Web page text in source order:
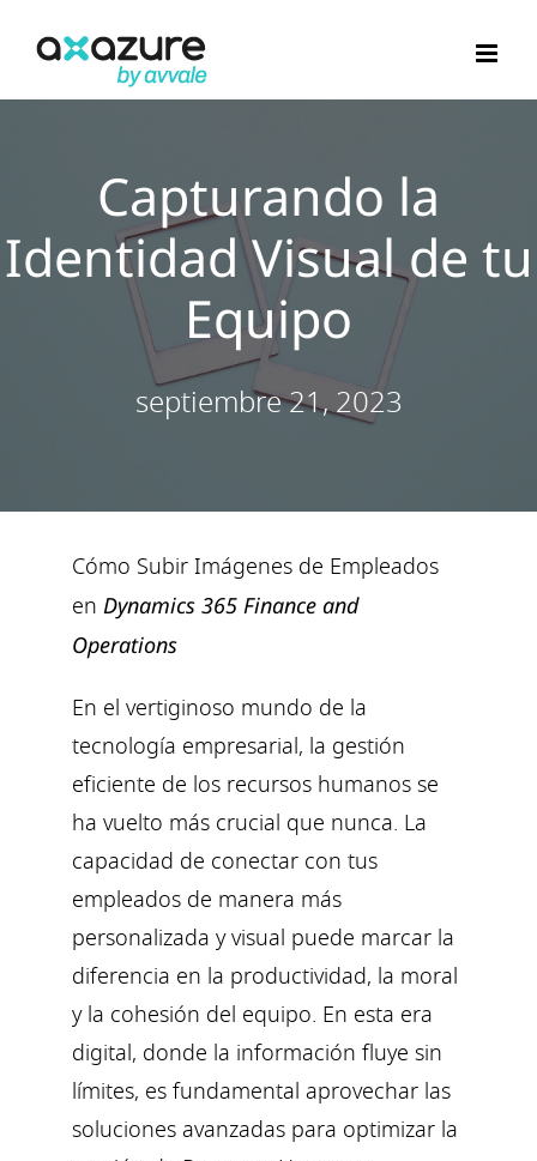
Capturando la
Identidad Visual de tu
Equipo
septiembre 21, 2023
Cómo Subir Imágenes de Empleados
en Dynamics 365 Finance and
Operations
En el vertiginoso mundo de la
tecnología empresarial, la gestión
eficiente de los recursos humanos se
ha vuelto más crucial que nunca. La
capacidad de conectar con tus
empleados de manera más
personalizada y visual puede marcar la
diferencia en la productividad, la moral
y la cohesión del equipo. En esta era
digital, donde la información fluye sin
límites, es fundamental aprovechar las
soluciones avanzadas para optimizar la